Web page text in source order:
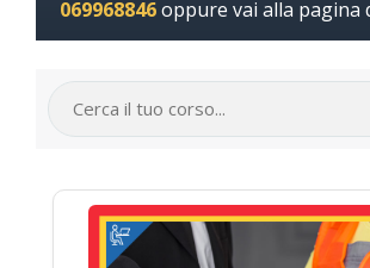
069968846oppure vai alla pagina